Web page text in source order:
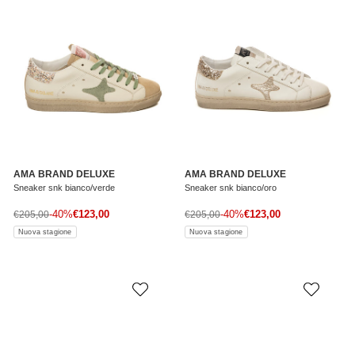
AMA BRAND DELUXE
Sneaker snk bianco/verde
Prezzo di vendita
€123,00
Prezzo normale
€205,00-40%
Nuova stagione
AMA BRAND DELUXE
Sneaker snk bianco/oro
Prezzo di vendita
€123,00
Prezzo normale
€205,00-40%
Nuova stagione